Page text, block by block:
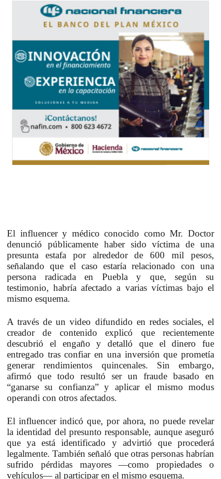
El influencer y médico conocido como Mr. Doctor
denunció públicamente haber sido víctima de una
presunta estafa por alrededor de 600 mil pesos,
señalando que el caso estaría relacionado con una
persona radicada en Puebla y que, según su
testimonio, habría afectado a varias víctimas bajo el
mismo esquema.
A través de un video difundido en redes sociales, el
creador de contenido explicó que recientemente
descubrió el engaño y detalló que el dinero fue
entregado tras confiar en una inversión que prometía
generar rendimientos quincenales. Sin embargo,
afirmó que todo resultó ser un fraude basado en
“ganarse su confianza” y aplicar el mismo modus
operandi con otros afectados.
El influencer indicó que, por ahora, no puede revelar
la identidad del presunto responsable, aunque aseguró
que ya está identificado y advirtió que procederá
legalmente. También señaló que otras personas habrían
sufrido pérdidas mayores —como propiedades o
vehículos— al participar en el mismo esquema.